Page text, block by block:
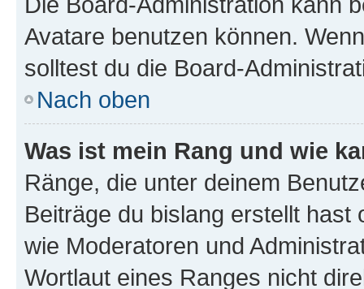
Avatare benutzen können.
solltest du die Board-
Nach oben
Was ist mein Rang und wie
Ränge, die unter deinem
Beiträge du bislang erstellt
wie Moderatoren und
Wortlaut eines Ranges nicht